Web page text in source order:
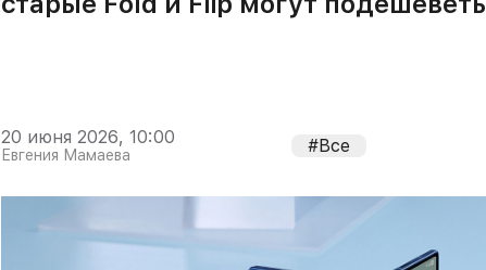
20 июня 2026, 10:00
Евгения Мамаева #Все